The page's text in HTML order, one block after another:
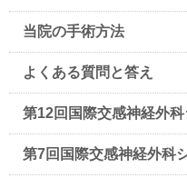
当院の手術方法
よくある質問と答え
第12回国際交感神経外
第7回国際交感神経外科